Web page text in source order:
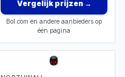
Vergelijk prijzen→
Bol.com en andere aanbieders op
één pagina